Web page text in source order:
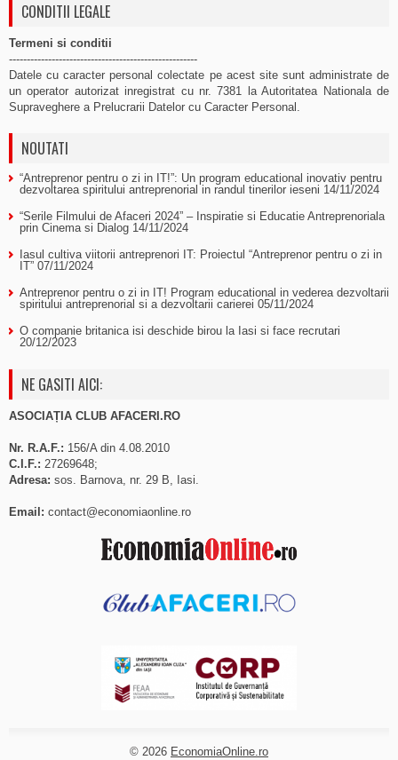
CONDITII LEGALE
Termeni si conditii
-----------------------------------------------------
Datele cu caracter personal colectate pe acest site sunt administrate de
un operator autorizat inregistrat cu nr. 7381 la Autoritatea Nationala de
Supraveghere a Prelucrarii Datelor cu Caracter Personal.
NOUTATI
“Antreprenor pentru o zi in IT!”: Un program educational inovativ pentru
dezvoltarea spiritului antreprenorial in randul tinerilor ieseni 14/11/2024
“Serile Filmului de Afaceri 2024” – Inspiratie si Educatie Antreprenoriala
prin Cinema si Dialog 14/11/2024
Iasul cultiva viitorii antreprenori IT: Proiectul “Antreprenor pentru o zi in
IT” 07/11/2024
Antreprenor pentru o zi in IT! Program educational in vederea dezvoltarii
spiritului antreprenorial si a dezvoltarii carierei 05/11/2024
O companie britanica isi deschide birou la Iasi si face recrutari
20/12/2023
NE GASITI AICI:
ASOCIAȚIA CLUB AFACERI.RO
Nr. R.A.F.: 156/A din 4.08.2010
C.I.F.: 27269648;
Adresa: sos. Barnova, nr. 29 B, Iasi.
Email: contact@economiaonline.ro
© 2026 EconomiaOnline.ro